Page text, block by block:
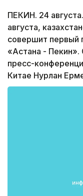
ПЕКИН. 24
августа,
совершит первый
«Астана -
пресс-
Китае Нурлан